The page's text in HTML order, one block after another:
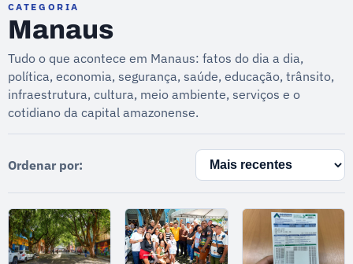
CATEGORIA
Manaus
Tudo o que acontece em Manaus: fatos do dia a dia,
política, economia, segurança, saúde, educação, trânsito,
infraestrutura, cultura, meio ambiente, serviços e o
cotidiano da capital amazonense.
Ordenar por: